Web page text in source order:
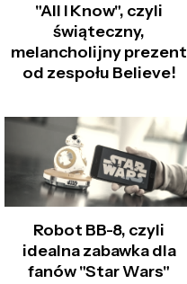
"All I Know", czyli
świąteczny,
melancholijny prezent
od zespołu Believe!
Robot BB-8, czyli
idealna zabawka dla
fanów "Star Wars"